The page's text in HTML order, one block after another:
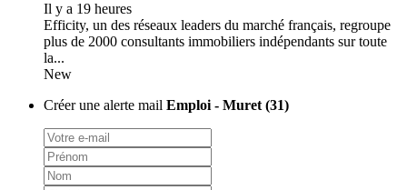
Il y a 19 heures
Efficity, un des réseaux leaders du marché français, regroupe
plus de 2000 consultants immobiliers indépendants sur toute
la...
New
Créer une alerte mail Emploi - Muret (31)